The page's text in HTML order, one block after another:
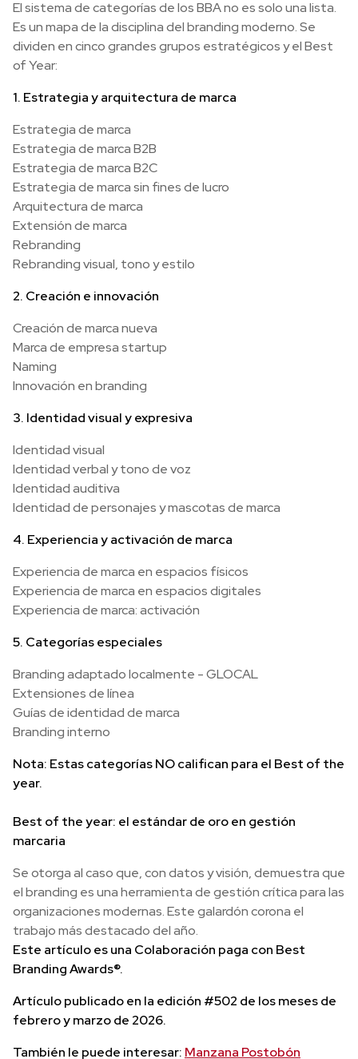
El sistema de categorías de los BBA no es solo una lista.
Es un mapa de la disciplina del branding moderno. Se
dividen en cinco grandes grupos estratégicos y el Best
of Year:
1. Estrategia y arquitectura de marca
Estrategia de marca
Estrategia de marca B2B
Estrategia de marca B2C
Estrategia de marca sin fines de lucro
Arquitectura de marca
Extensión de marca
Rebranding
Rebranding visual, tono y estilo
2. Creación e innovación
Creación de marca nueva
Marca de empresa startup
Naming
Innovación en branding
3. Identidad visual y expresiva
Identidad visual
Identidad verbal y tono de voz
Identidad auditiva
Identidad de personajes y mascotas de marca
4. Experiencia y activación de marca
Experiencia de marca en espacios físicos
Experiencia de marca en espacios digitales
Experiencia de marca: activación
5. Categorías especiales
Branding adaptado localmente - GLOCAL
Extensiones de línea
Guías de identidad de marca
Branding interno
Nota: Estas categorías NO califican para el Best of the
year.
Best of the year: el estándar de oro en gestión
marcaria
Se otorga al caso que, con datos y visión, demuestra que
el branding es una herramienta de gestión crítica para las
organizaciones modernas. Este galardón corona el
trabajo más destacado del año.
Este artículo es una Colaboración paga con Best
Branding Awards®.
Artículo publicado en la edición #502 de los meses de
febrero y marzo de 2026.
También le puede interesar: Manzana Postobón